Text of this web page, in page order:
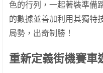
色的行列，一起著裝準備
的數據並善加利用其獨特
局勢，出奇制勝！
重新定義街機賽車